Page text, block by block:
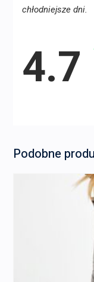
chłodniejsze dni.
4.7
Podobne